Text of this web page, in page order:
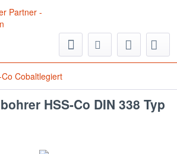
Co Cobaltlegiert
HSS-Co DIN 338 Typ